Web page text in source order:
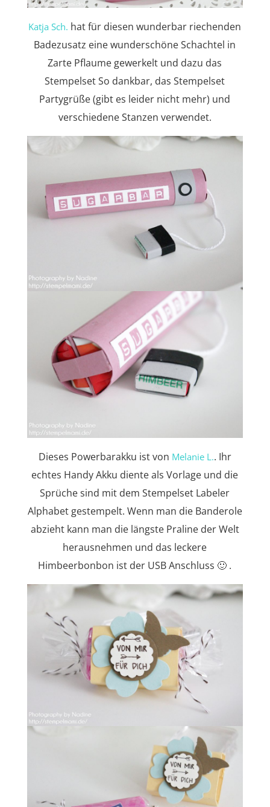
Katja Sch. hat für diesen wunderbar riechenden
Badezusatz eine wunderschöne Schachtel in
Zarte Pflaume gewerkelt und dazu das
Stempelset So dankbar, das Stempelset
Partygrüße (gibt es leider nicht mehr) und
verschiedene Stanzen verwendet.
Dieses Powerbarakku ist von Melanie L.. Ihr
echtes Handy Akku diente als Vorlage und die
Sprüche sind mit dem Stempelset Labeler
Alphabet gestempelt. Wenn man die Banderole
abzieht kann man die längste Praline der Welt
herausnehmen und das leckere
Himbeerbonbon ist der USB Anschluss 🙂 .